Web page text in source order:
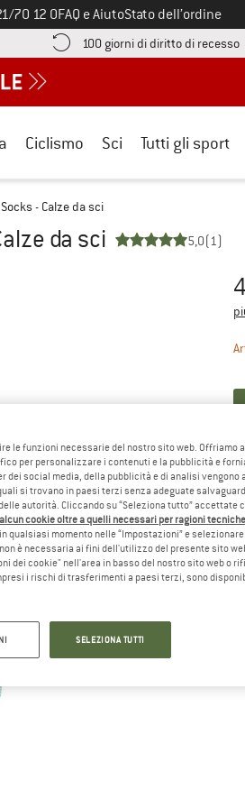
al numero
70 12 0FAQ e AiutoStato dell’ordine
pagamento! Si apre in una casella
100 giorni di diritto di recesso
Ciclismo Sci Tutti gli sport
- Calze da sci
da sci 5,0(1)
le funzioni necessarie del nostro sito web. Offriamo
per personalizzare i contenuti e la pubblicità e
dei social media, della pubblicità e di analisi vengono
si trovano in paesi terzi senza adeguate
autorità. Cliccando su “Seleziona tutto” accettate
cookie oltre a quelli necessari per ragioni
qualsiasi momento nelle “Impostazioni” e
è necessaria ai fini dell'utilizzo del presente sito
dei cookie" nell'area in basso del nostro sito web o
i rischi di trasferimenti a paesi terzi, sono
SELEZIONA TUTTI